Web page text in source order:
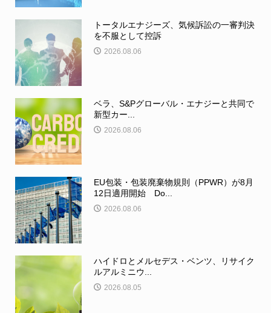
トータルエナジーズ、気候訴訟の一審判決
を不服として控訴
2026.08.06
ベラ、S&Pグローバル・エナジーと共同で
新型カー...
2026.08.06
EU包装・包装廃棄物規則（PPWR）が8月
12日適用開始 Do...
2026.08.06
ハイドロとメルセデス・ベンツ、リサイク
ルアルミニウ...
2026.08.05